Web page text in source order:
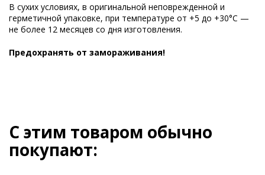
В сухих условиях, в оригинальной неповрежденной и
герметичной упаковке, при температуре от +5 до +30°С —
не более 12 месяцев со дня изготовления.
Предохранять от замораживания!
С этим товаром обычно
покупают: